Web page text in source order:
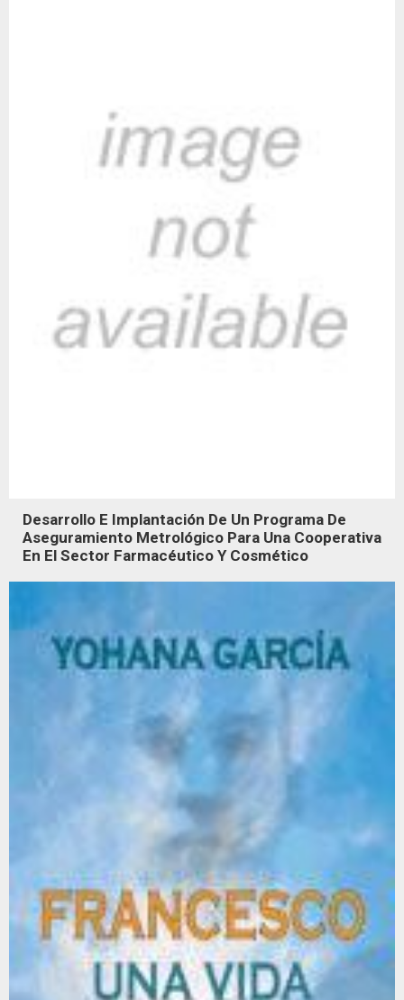
Desarrollo E Implantación De Un Programa De
Aseguramiento Metrológico Para Una Cooperativa
En El Sector Farmacéutico Y Cosmético